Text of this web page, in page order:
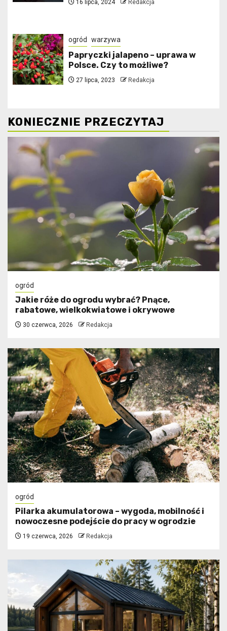
16 lipca, 2024 Redakcja
ogród warzywa
Papryczki jalapeno – uprawa w
Polsce. Czy to możliwe?
27 lipca, 2023 Redakcja
KONIECZNIE PRZECZYTAJ
ogród
Jakie róże do ogrodu wybrać? Pnące,
rabatowe, wielkokwiatowe i okrywowe
30 czerwca, 2026 Redakcja
ogród
Pilarka akumulatorowa – wygoda, mobilność i
nowoczesne podejście do pracy w ogrodzie
19 czerwca, 2026 Redakcja